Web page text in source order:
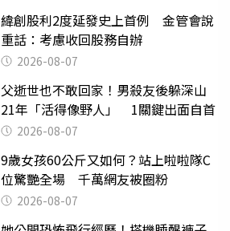
緯創股利2度延發史上首例 金管會說
重話：考慮收回股務自辦
2026-08-07
父逝世也不敢回家！男殺友後躲深山
21年「活得像野人」 1關鍵出面自首
2026-08-07
9歲女孩60公斤又如何？站上啦啦隊C
位驚艷全場 千萬網友被圈粉
2026-08-07